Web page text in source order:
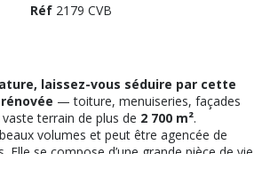
Réf 2179 CVB
laissez-vous séduire par cette
— toiture, menuiseries, façades
terrain de plus de 2 700 m².
volumes et peut être agencée de
Elle se compose d’une grande pièce de vie